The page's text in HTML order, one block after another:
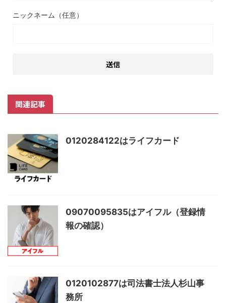
ニックネーム（任意）
関連記事
0120284122はライフカード
09070095835はアイフル（登録情
報の確認）
0120102877は司法書士法人杉山事
務所